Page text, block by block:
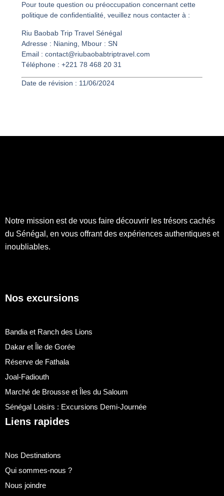
Pour toute question ou préoccupation concernant cette
politique de confidentialité, veuillez nous contacter à :
Riu Baobab Trip Travel Sénégal
Adresse : Nianing, Mbour : SN
Email : contact@riubaobabtriptravel.com
Téléphone : +221 78 468 20 31
Date de révision : 11/06/2024
Notre mission est de vous faire découvrir les trésors cachés
du Sénégal, en vous offrant des expériences authentiques et
inoubliables.
Nos excursions
Bandia et Ranch des Lions
Dakar et Île de Gorée
Réserve de Fathala
Joal-Fadiouth
Marché de Brousse et Îles du Saloum
Sénégal Loisirs : Excursions Demi-Journée
Liens rapides
Nos Destinations
Qui sommes-nous ?
Nous joindre